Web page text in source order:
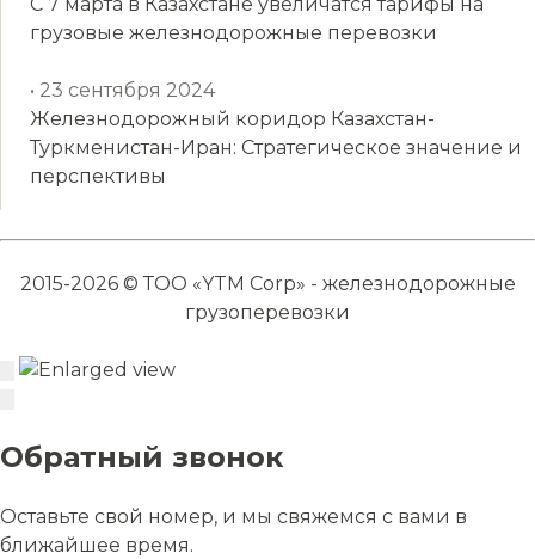
грузовые железнодорожные перевозки
• 23 сентября 2024
Железнодорожный коридор Казахстан-
Туркменистан-Иран: Стратегическое значение и
перспективы
2015-2026 © ТОО «YTM Corp» - железнодорожные
грузоперевозки
Обратный звонок
Оставьте свой номер, и мы свяжемся с вами в
ближайшее время.